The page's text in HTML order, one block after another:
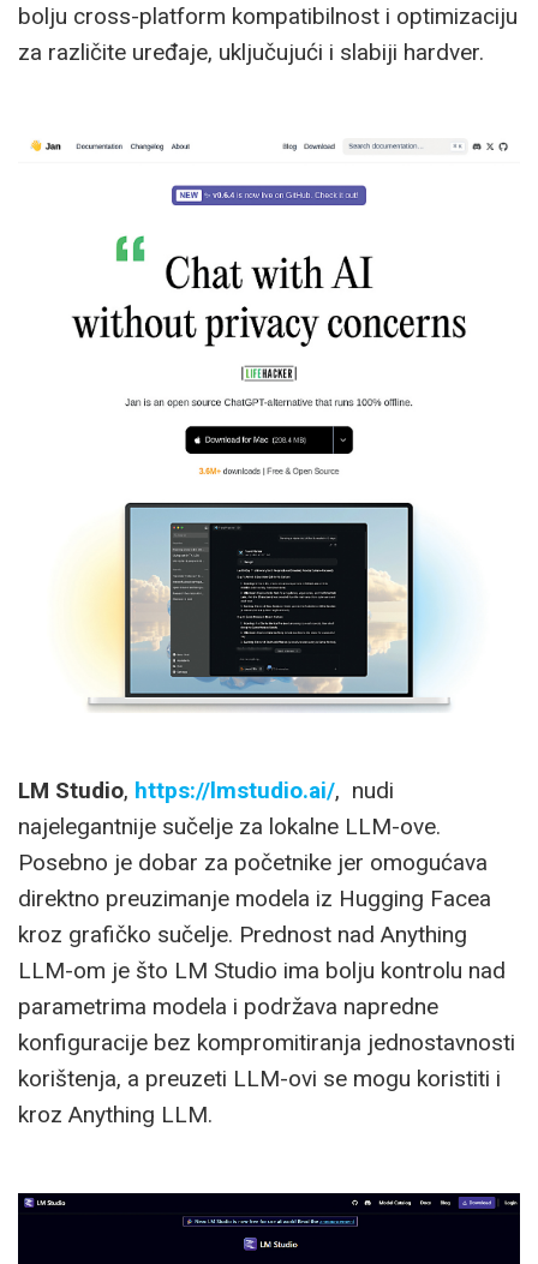
bolju cross-platform kompatibilnost i optimizaciju
za različite uređaje, uključujući i slabiji hardver.
LM Studio, https://lmstudio.ai/, nudi
najelegantnije sučelje za lokalne LLM-ove.
Posebno je dobar za početnike jer omogućava
direktno preuzimanje modela iz Hugging Facea
kroz grafičko sučelje. Prednost nad Anything
LLM-om je što LM Studio ima bolju kontrolu nad
parametrima modela i podržava napredne
konfiguracije bez kompromitiranja jednostavnosti
korištenja, a preuzeti LLM-ovi se mogu koristiti i
kroz Anything LLM.